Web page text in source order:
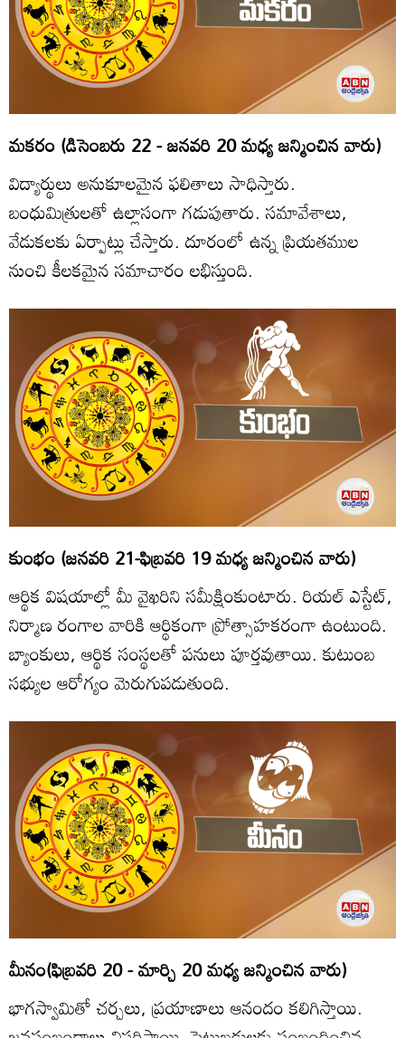
మకరం (డిసెంబరు 22 - జనవరి 20 మధ్య జన్మించిన వారు)
విద్యార్థులు అనుకూలమైన ఫలితాలు సాధిస్తారు.
బంధుమిత్రులతో ఉల్లాసంగా గడుపుతారు. సమావేశాలు,
వేడుకలకు ఏర్పాట్లు చేస్తారు. దూరంలో ఉన్న ప్రియతముల
నుంచి కీలకమైన సమాచారం లభిస్తుంది.
కుంభం (జనవరి 21-ఫిబ్రవరి 19 మధ్య జన్మించిన వారు)
ఆర్థిక విషయాల్లో మీ వైఖరిని సమీక్షింకుంటారు. రియల్‌ ఎస్టేట్‌,
నిర్మాణ రంగాల వారికి ఆర్థికంగా ప్రోత్సాహకరంగా ఉంటుంది.
బ్యాంకులు, ఆర్థిక సంస్థలతో పనులు పూర్తవుతాయి. కుటుంబ
సభ్యుల ఆరోగ్యం మెరుగుపడుతుంది.
మీనం(ఫిబ్రవరి 20 - మార్చి 20 మధ్య జన్మించిన వారు)
భాగస్వామితో చర్చలు, ప్రయాణాలు ఆనందం కలిగిస్తాయి.